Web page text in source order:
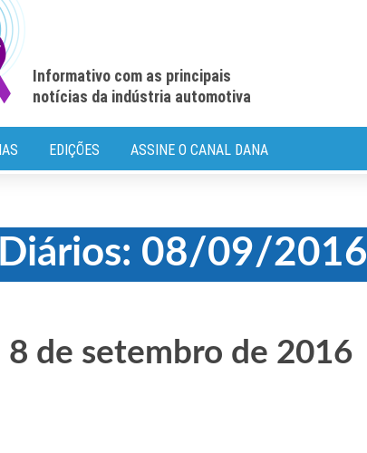
Informativo com as principais
notícias da indústria automotiva
EDIÇÕES ASSINE O CANAL DANA
08/09/2016
8 de setembro de 2016